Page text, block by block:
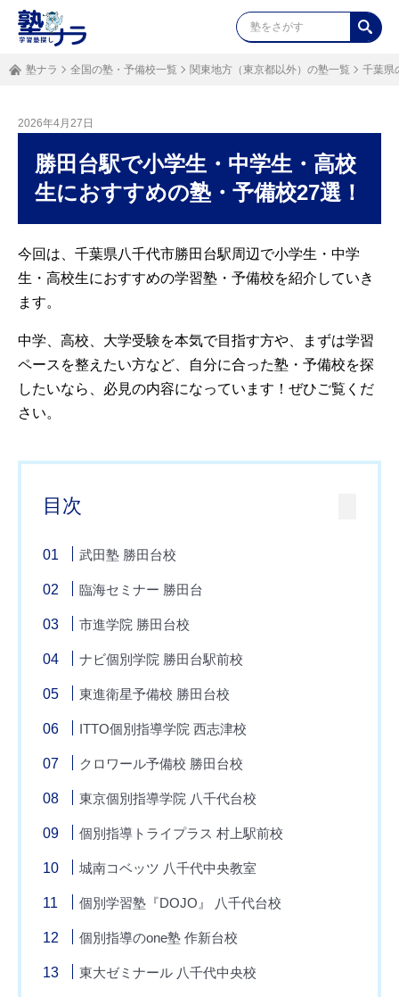
塾ナラ 全国の塾・予備校一覧 関東地方（東京都以外）の塾一覧 千葉県
2026年4月27日
勝田台駅で小学生・中学生・高校
生におすすめの塾・予備校27選！
今回は、千葉県八千代市勝田台駅周辺で小学生・中学
生・高校生におすすめの学習塾・予備校を紹介していき
ます。
中学、高校、大学受験を本気で目指す方や、まずは学習
ペースを整えたい方など、自分に合った塾・予備校を探
したいなら、必見の内容になっています！ぜひご覧くだ
さい。
目次
武田塾 勝田台校
臨海セミナー 勝田台
市進学院 勝田台校
ナビ個別学院 勝田台駅前校
東進衛星予備校 勝田台校
ITTO個別指導学院 西志津校
クロワール予備校 勝田台校
東京個別指導学院 八千代台校
個別指導トライプラス 村上駅前校
城南コベッツ 八千代中央教室
個別学習塾『DOJO』 八千代台校
個別指導のone塾 作新台校
東大ゼミナール 八千代中央校